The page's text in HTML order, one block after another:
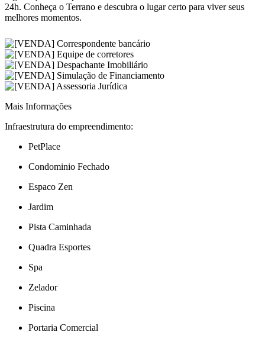
24h. Conheça o Terrano e descubra o lugar certo para viver seus
melhores momentos.
Mais Informações
Infraestrutura do empreendimento:
PetPlace
Condominio Fechado
Espaco Zen
Jardim
Pista Caminhada
Quadra Esportes
Spa
Zelador
Piscina
Portaria Comercial